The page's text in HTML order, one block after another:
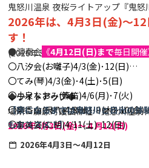
鬼怒川温泉 夜桜ライトアップ『鬼怒
2026年は、4月3日(金)～
す！
(2026年3月情報更新)
◆ライトアップ◆
場所：藤原町護国神社・鬼怒川温泉
2026年4月3日(金)～４月12(日)
18:00-20:30
●演奏会 《4月12日(日)まで毎日開催
〇八汐会(お囃子)4/3(金)･12(日)
〇てみ(琴)4/3(金)･4(土)･5(日)
〇小泉なおみ(篠笛)4/6(月)･7(火)
〇柴香山(尺八)4/8(水)･9(木)･10(金)
〇李英姿(二胡)4/11(土)･12(日)
〇壱太郎(和太鼓)4/11(土)･12(日)
【夜になるまでは鬼怒川と日光の体
もおススメ！】
★市内の体験＆アクティビティをま
2026年4月3日～4月12日